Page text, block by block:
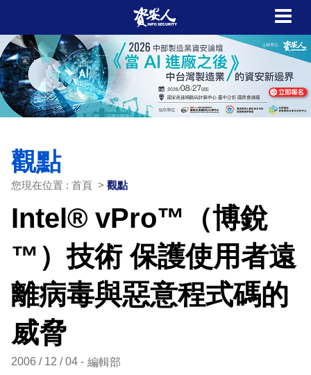
觀點
您現在位置 : 首頁 > 觀點
Intel® vPro™（博銳
™）技術 保護使用者遠
離病毒與惡意程式碼的
威脅
2006 / 12 / 04 編輯部